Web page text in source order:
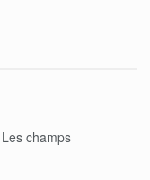
Les champs